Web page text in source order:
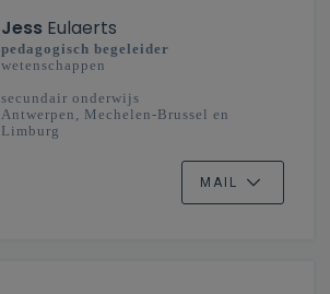
Jess Eulaerts
pedagogisch begeleider
wetenschappen
secundair onderwijs
Antwerpen, Mechelen-Brussel en
Limburg
MAIL